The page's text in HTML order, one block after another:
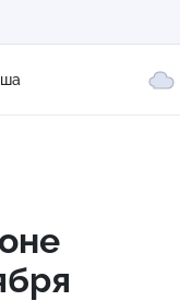
758 мм